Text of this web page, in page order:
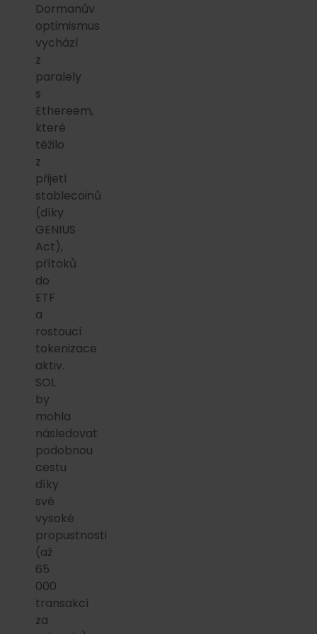
Dormanův
optimismus
vychází
z
paralely
s
Ethereem,
které
těžilo
z
přijetí
stablecoinů
(díky
GENIUS
Act),
přítoků
do
ETF
a
rostoucí
tokenizace
aktiv.
SOL
by
mohla
následovat
podobnou
cestu
díky
své
vysoké
propustnosti
(až
65
000
transakcí
za